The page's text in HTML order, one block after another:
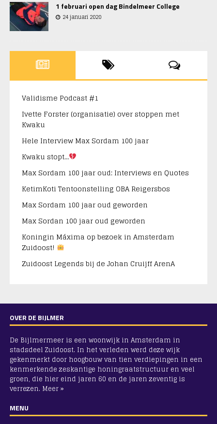
1 februari open dag Bindelmeer College
24 januari 2020
Validisme Podcast #1
Ivette Forster (organisatie) over stoppen met
Kwaku
Hele Interview Max Sordam 100 jaar
Kwaku stopt…
Max Sordam 100 jaar oud: Interviews en Quotes
KetimKoti Tentoonstelling OBA Reigersbos
Max Sordam 100 jaar oud geworden
Max Sordan 100 jaar oud geworden
Koningin Máxima op bezoek in Amsterdam
Zuidoost!
Zuidoost Legends bij de Johan Cruijff ArenA
OVER DE BIJLMER
De Bijlmermeer is een woonwijk in Amsterdam in
stadsdeel Zuidoost. In het verleden werd deze wijk
gekenmerkt door hoogbouw van tien verdiepingen in een
kenmerkende zeskantige honingraatstructuur en veel
groen, die hier eind jaren 60 en de jaren zeventig is
verrezen. Meer »
MENU